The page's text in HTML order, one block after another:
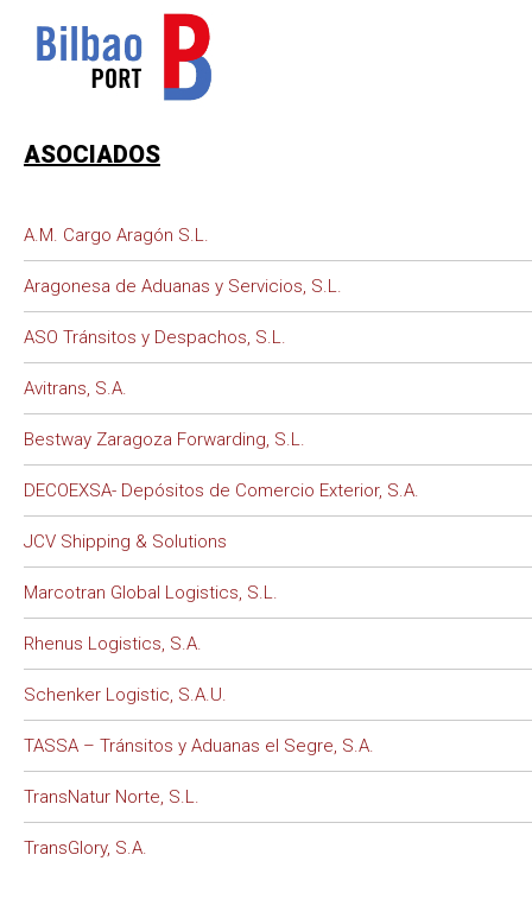
ASOCIADOS
A.M. Cargo Aragón S.L.
Aragonesa de Aduanas y Servicios, S.L.
ASO Tránsitos y Despachos, S.L.
Avitrans, S.A.
Bestway Zaragoza Forwarding, S.L.
DECOEXSA- Depósitos de Comercio Exterior, S.A.
JCV Shipping & Solutions
Marcotran Global Logistics, S.L.
Rhenus Logistics, S.A.
Schenker Logistic, S.A.U.
TASSA – Tránsitos y Aduanas el Segre, S.A.
TransNatur Norte, S.L.
TransGlory, S.A.